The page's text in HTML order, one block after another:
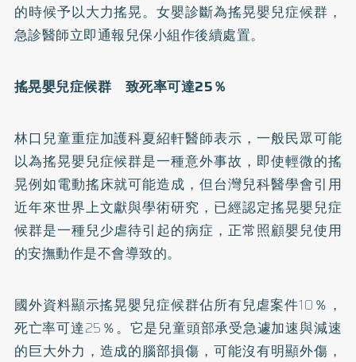
的時候予以大力搖晃。女嬰診斷為搖晃嬰兒症候群，
急診醫師立即通報兒保小組作後續處置。
搖晃嬰兒症候群 致死率可達25％
林口兒童重症加護科夏紹軒醫師表示，一般民眾可能
以為搖晃嬰兒症候群是一種意外事故，即使輕微的搖
晃例如電動搖床就可能造成，但台灣兒科醫學會引用
近年來世界上文獻與學術研究，已經認定搖晃嬰兒症
候群是一種兒少虐待引起的病症，正常照顧嬰兒使用
的安撫動作是不會導致的。
國外資料顯示搖晃嬰兒症候群佔所有兒虐案件10％，
死亡率可達25％。它是兒童頭部承受急遽加速與減速
的巨大外力，造成的腦部損傷，可能沒有明顯外傷，